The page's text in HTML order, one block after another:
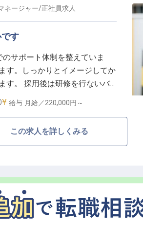
ネージャー/正社員求人
す
サポート体制を整えていま
す。しっかりとイメージしてか
す。 採用後は研修を行ないバ
ーラルイン中洲は、福岡のグ
給与 月給／220,000円～
この求人を詳しくみる